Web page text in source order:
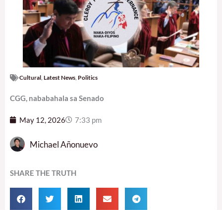
Cultural Latest News Politics
CGG, nababahala sa Senado
May 12, 2026 7:33 pm
Michael Añonuevo
SHARE THE TRUTH